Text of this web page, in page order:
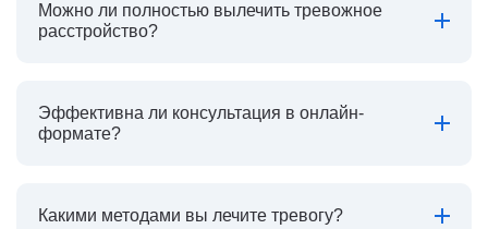
Можно ли полностью вылечить тревожное
расстройство?
Эффективна ли консультация в онлайн-
формате?
Какими методами вы лечите тревогу?